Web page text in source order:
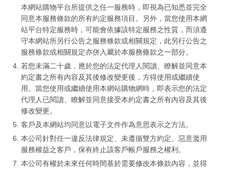
本網站購物平台所提供之任一服務時，即視為已知悉並完全
同意本服務條款的所有約定服務項目。另外，當您使用本網
站平台特定服務時，可能會依據該特定服務之性質，而須遵
守本網站所另行公告之服務條款或相關規定，此另行公告之
服務條款或相關規定亦併入屬於本服務條款之一部分。
若您未滿二十歲，應於您的法定代理人閱讀、瞭解並同意本
約定書之所有內容及其後修改變更後，方得使用或繼續使
用。當您使用或繼續使用本網站購物網時，即表示您的法定
代理人已閱讀、瞭解並同意接受本約定書之所有內容及其後
修改變更。
客戶及本網站均同意以電子文件作為意思表示之方法。
本公司針對任一違反法律規定、未遵循雙方約定、惡意濫用
服務權益之客戶，保有終止該客戶帳戶服務之權利。
本公司有權於未來任何時間基於需要修改本條款內容，並得